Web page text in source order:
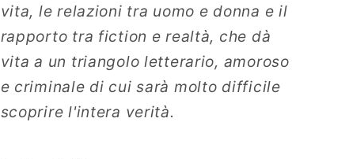
vita, le relazioni tra uomo e donna e il
rapporto tra fiction e realtà, che dà
vita a un triangolo letterario, amoroso
e criminale di cui sarà molto difficile
scoprire l'intera verità.